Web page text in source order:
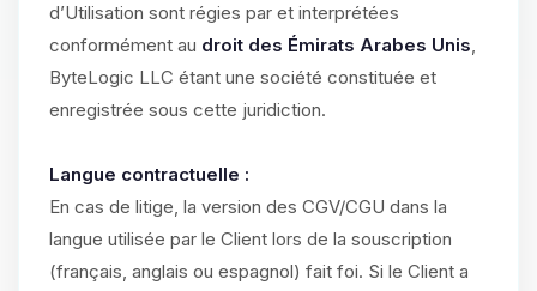
d’Utilisation sont régies par et interprétées
conformément au droit des Émirats Arabes Unis,
ByteLogic LLC étant une société constituée et
enregistrée sous cette juridiction.
Langue contractuelle :
En cas de litige, la version des CGV/CGU dans la
langue utilisée par le Client lors de la souscription
(français, anglais ou espagnol) fait foi. Si le Client a